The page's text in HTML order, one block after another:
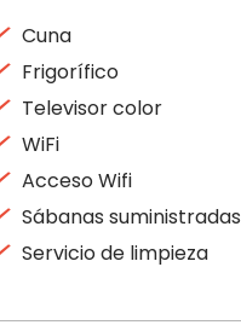
Cuna
Frigorífico
Televisor color
WiFi
Acceso Wifi
Sábanas suministradas
Servicio de limpieza